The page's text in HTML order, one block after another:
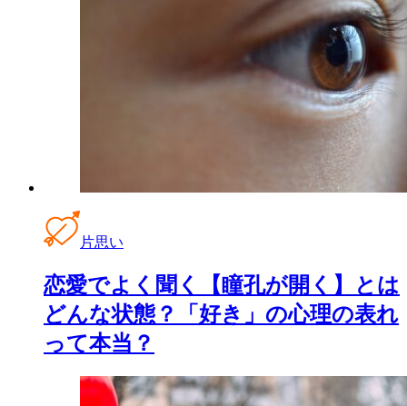
片思い
恋愛でよく聞く【瞳孔が開く】とは
どんな状態？「好き」の心理の表れ
って本当？